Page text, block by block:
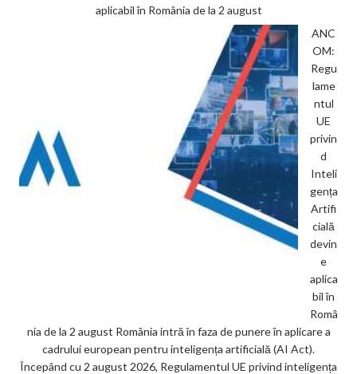
aplicabil în România de la 2 august
ANC
OM:
Regu
lame
ntul
UE
privin
d
Inteli
gența
Artifi
cială
devin
e
aplica
bil în
Româ
nia de la 2 august România intră în faza de punere în aplicare a
cadrului european pentru inteligența artificială (AI Act).
Începând cu 2 august 2026, Regulamentul UE privind inteligența